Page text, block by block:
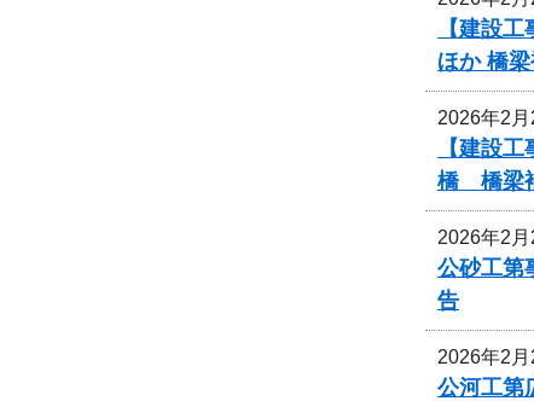
【建設
ほか 橋
2026年2
【建設
橋 橋梁
2026年2
公砂工第
告
2026年2
公河工第